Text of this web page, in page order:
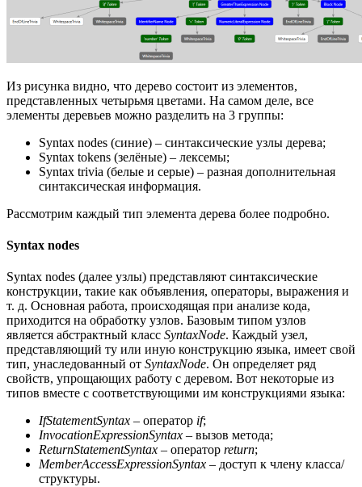
Из рисунка видно, что дерево состоит из элементов,
представленных четырьмя цветами. На самом деле, все
элементы деревьев можно разделить на 3 группы:
Syntax nodes (синие) – синтаксические узлы дерева;
Syntax tokens (зелёные) – лексемы;
Syntax trivia (белые и серые) – разная дополнительная
синтаксическая информация.
Рассмотрим каждый тип элемента дерева более подробно.
Syntax nodes
Syntax nodes (далее узлы) представляют синтаксические
конструкции, такие как объявления, операторы, выражения и
т. д. Основная работа, происходящая при анализе кода,
приходится на обработку узлов. Базовым типом узлов
является абстрактный класс SyntaxNode. Каждый узел,
представляющий ту или иную конструкцию языка, имеет свой
тип, унаследованный от SyntaxNode. Он определяет ряд
свойств, упрощающих работу с деревом. Вот некоторые из
типов вместе с соответствующими им конструкциями языка:
IfStatementSyntax – оператор if;
InvocationExpressionSyntax – вызов метода;
ReturnStatementSyntax – оператор return;
MemberAccessExpressionSyntax – доступ к члену класса/
структуры.